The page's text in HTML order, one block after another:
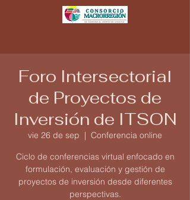
Foro Intersectorial
de Proyectos de
Inversión de ITSON
vie 26 de sep
  |
Conferencia online
Ciclo de conferencias virtual enfocado en
formulación, evaluación y gestión de
proyectos de inversión desde diferentes
perspectivas.